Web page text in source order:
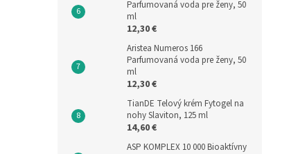
Parfumovaná voda pre ženy, 50
ml
12,30 €
Aristea Numeros 166
Parfumovaná voda pre ženy, 50
ml
12,30 €
TianDE Telový krém Fytogel na
nohy Slaviton, 125 ml
14,60 €
ASP KOMPLEX 10 000 Bioaktívny